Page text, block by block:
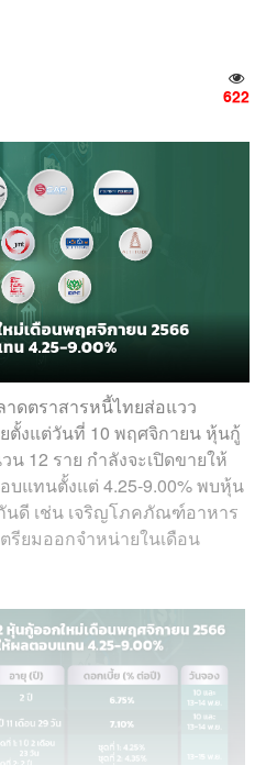
622
ดตราสารหนี้ไทยส่อแวว
ตั้งแต่วันที่ 10 พฤศจิกายน หุ้นกู้
12 ราย กำลังจะเปิดขายให้
แทนตั้งแต่ 4.25-9.00% พบหุ้น
ดี เช่น เจริญโภคภัณฑ์อาหาร
รียมออกจำหน่ายในเดือน